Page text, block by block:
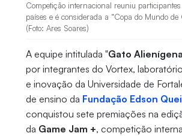
Competição internacional reuniu
países e é considerada a “Copa do Mundo de
(Foto: Ares Soares)
A equipe intitulada "Gato
por integrantes do Vortex,
e inovação da Universidade de
de ensino da Fundação Edson
conquistou sete premiações na
da Game Jam +, competição